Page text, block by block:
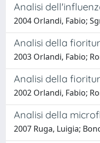
Analisi
2004 Orlandi, Fabio;
Analisi della
2003 Orlandi, Fabio;
Analisi della
2002 Orlandi, Fabio;
Analisi della
2007 Ruga, Luigia;